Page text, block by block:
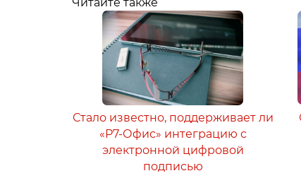
Стало известно, поддерживает ли
«Р7-Офис» интеграцию с
электронной цифровой
подписью